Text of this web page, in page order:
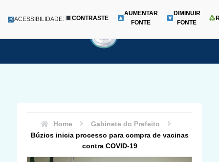
para
Menu
ACESSIBILIDADE: CONTRASTE
AUMENTAR
FONTE
DIMINUIR
FONTE
Home
Gabinete do Prefeito
Búzios inicia processo para compra de vacinas
contra COVID-19